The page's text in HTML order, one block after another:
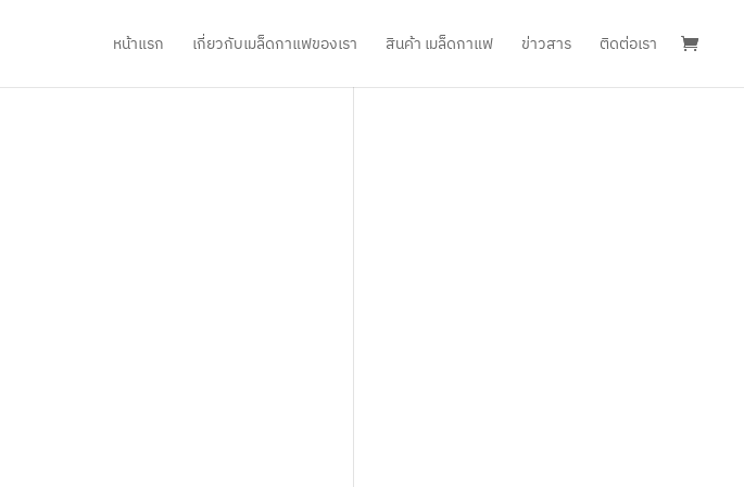
หน้าแรก เกี่ยวกับเมล็ดกาแฟของเรา สินค้า เมล็ดกาแฟ ข่าวสาร ติดต่อเรา